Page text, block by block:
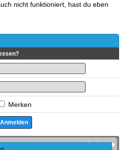
nicht funktioniert, hast du eben
Merken
nach oben